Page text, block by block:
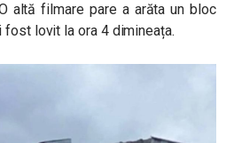
altă filmare pare a arăta un bloc
fost lovit la ora 4 dimineața.